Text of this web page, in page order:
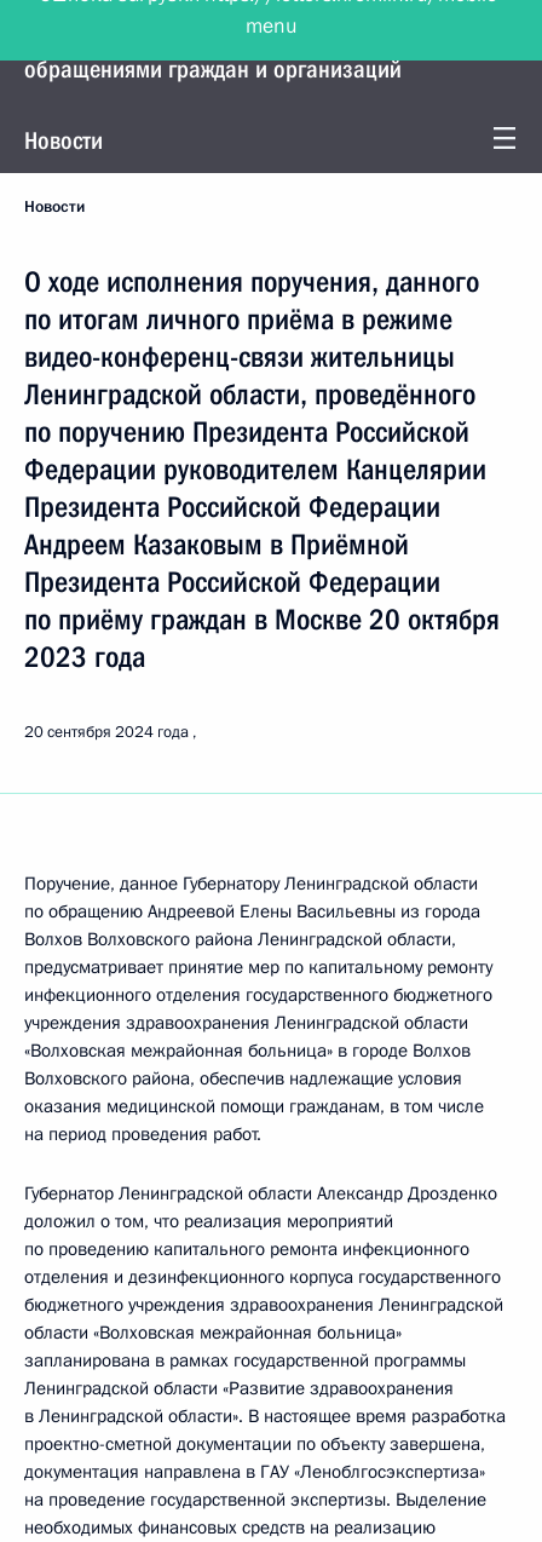
Управление Президента по работе с
обращениями граждан и организаций
Новости
Новости
О ходе исполнения поручения, данного
по итогам личного приёма в режиме
видео-конференц-связи жительницы
Ленинградской области, проведённого
по поручению Президента Российской
Федерации руководителем Канцелярии
Президента Российской Федерации
Андреем Казаковым в Приёмной
Президента Российской Федерации
по приёму граждан в Москве 20 октября
2023 года
20 сентября 2024 года
Поручение, данное Губернатору Ленинградской области
по обращению Андреевой Елены Васильевны из города
Волхов Волховского района Ленинградской области,
предусматривает принятие мер по капитальному ремонту
инфекционного отделения государственного бюджетного
учреждения здравоохранения Ленинградской области
«Волховская межрайонная больница» в городе Волхов
Волховского района, обеспечив надлежащие условия
оказания медицинской помощи гражданам, в том числе
на период проведения работ.
Губернатор Ленинградской области Александр Дрозденко
доложил о том, что реализация мероприятий
по проведению капитального ремонта инфекционного
отделения и дезинфекционного корпуса государственного
бюджетного учреждения здравоохранения Ленинградской
области «Волховская межрайонная больница»
запланирована в рамках государственной программы
Ленинградской области «Развитие здравоохранения
в Ленинградской области». В настоящее время разработка
проектно-сметной документации по объекту завершена,
документация направлена в ГАУ «Леноблгосэкспертиза»
на проведение государственной экспертизы. Выделение
необходимых финансовых средств на реализацию
menu